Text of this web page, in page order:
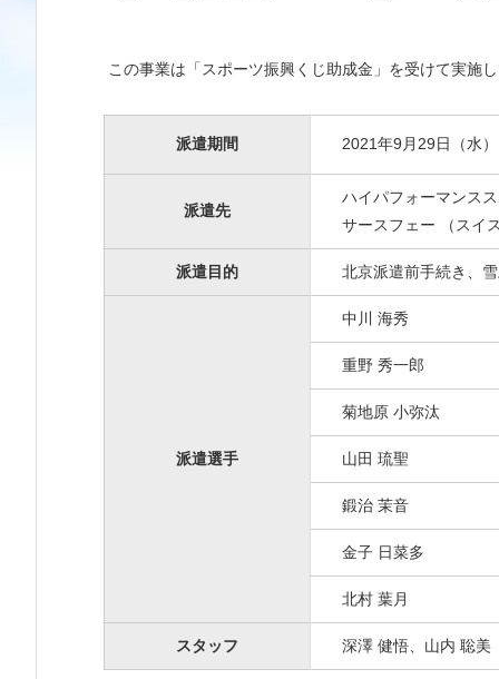
この事業は「スポーツ振興くじ助成金」を受けて実施
派遣期間 2021年9月29日（水
派遣先
ハイパフォーマンス
サースフェー （スイ
派遣目的 北京派遣前手続き、
派遣選手
中川 海秀
重野 秀一郎
菊地原 小弥汰
山田 琉聖
鍛治 茉音
金子 日菜多
北村 葉月
スタッフ 深澤 健悟、山内 聡美